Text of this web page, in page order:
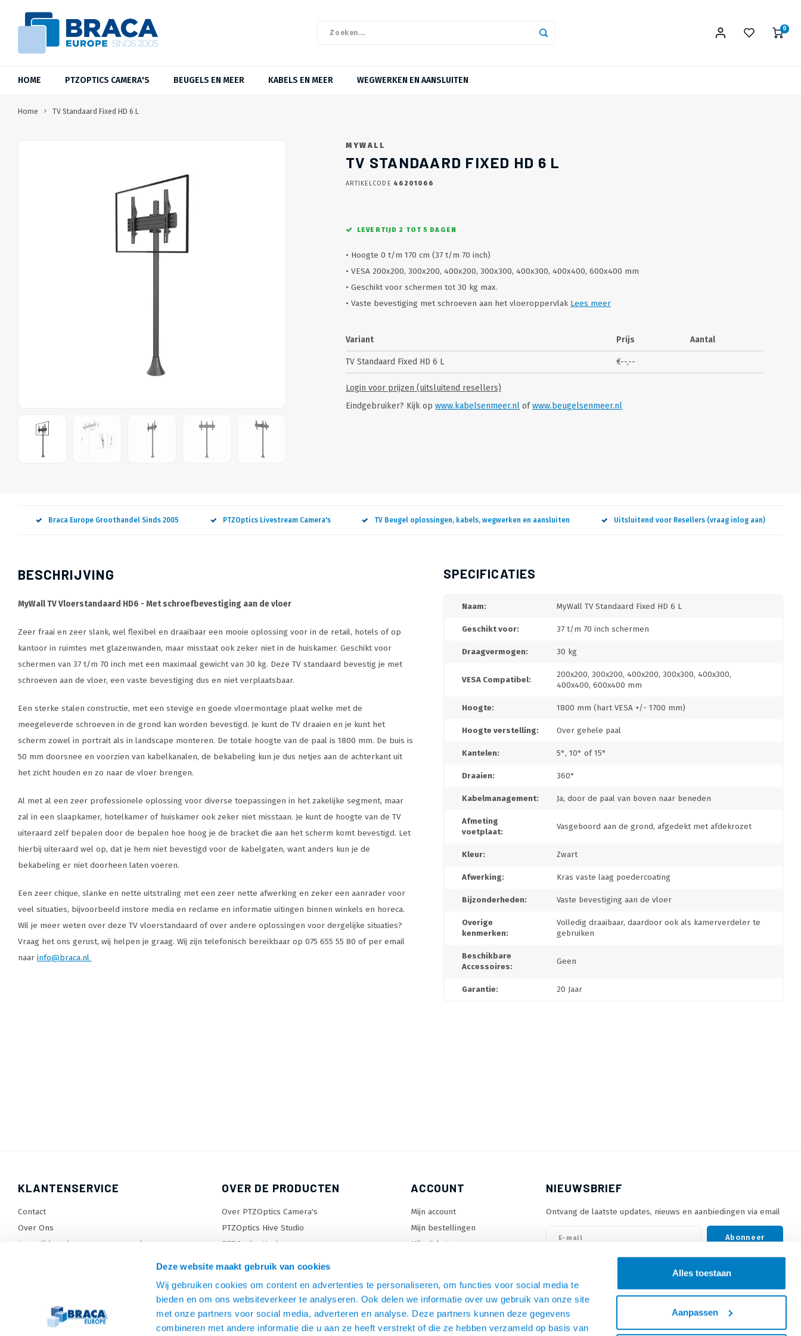
Deze website maakt gebruik van cookies
Wij gebruiken cookies om content en advertenties te personaliseren, om functies voor social media te
bieden en om ons websiteverkeer te analyseren. Ook delen we informatie over uw gebruik van onze site
met onze partners voor social media, adverteren en analyse. Deze partners kunnen deze gegevens
combineren met andere informatie die u aan ze heeft verstrekt of die ze hebben verzameld op basis van
Alles toestaan
Aanpassen
0
HOME PTZOPTICS CAMERA'S BEUGELS EN MEER KABELS EN MEER WEGWERKEN EN AANSLUITEN
Home TV Standaard Fixed HD 6 L
MYWALL
TV STANDAARD FIXED HD 6 L
ARTIKELCODE 46201066
LEVERTIJD 2 TOT 5 DAGEN
• Hoogte 0 t/m 170 cm (37 t/m 70 inch)
• VESA 200x200, 300x200, 400x200, 300x300, 400x300, 400x400, 600x400 mm
• Geschikt voor schermen tot 30 kg max.
• Vaste bevestiging met schroeven aan het vloeroppervlak Lees meer
Variant Prijs Aantal
TV Standaard Fixed HD 6 L €--,--
Login voor prijzen (uitsluitend resellers)
Eindgebruiker? Kijk op www.kabelsenmeer.nl ofwww.beugelsenmeer.nl
Braca Europe Groothandel Sinds 2005 PTZOptics Livestream Camera's TV Beugel oplossingen, kabels, wegwerken en aansluiten Uitsluitend voor Resellers (vraag inlog aan)
BESCHRIJVING
MyWall TV Vloerstandaard HD6 - Met schroefbevestiging aan de vloer
Zeer fraai en zeer slank, wel flexibel en draaibaar een mooie oplossing voor in de retail, hotels of op
kantoor in ruimtes met glazenwanden, maar misstaat ook zeker niet in de huiskamer. Geschikt voor
schermen van 37 t/m 70 inch met een maximaal gewicht van 30 kg. Deze TV standaard bevestig je met
schroeven aan de vloer, een vaste bevestiging dus en niet verplaatsbaar.
Een sterke stalen constructie, met een stevige en goede vloermontage plaat welke met de
meegeleverde schroeven in de grond kan worden bevestigd. Je kunt de TV draaien en je kunt het
scherm zowel in portrait als in landscape monteren. De totale hoogte van de paal is 1800 mm. De buis is
50 mm doorsnee en voorzien van kabelkanalen, de bekabeling kun je dus netjes aan de achterkant uit
het zicht houden en zo naar de vloer brengen.
Al met al een zeer professionele oplossing voor diverse toepassingen in het zakelijke segment, maar
zal in een slaapkamer, hotelkamer of huiskamer ook zeker niet misstaan. Je kunt de hoogte van de TV
uiteraard zelf bepalen door de bepalen hoe hoog je de bracket die aan het scherm komt bevestigd. Let
hierbij uiteraard wel op, dat je hem niet bevestigd voor de kabelgaten, want anders kun je de
bekabeling er niet doorheen laten voeren.
Een zeer chique, slanke en nette uitstraling met een zeer nette afwerking en zeker een aanrader voor
veel situaties, bijvoorbeeld instore media en reclame en informatie uitingen binnen winkels en horeca.
Wil je meer weten over deze TV vloerstandaard of over andere oplossingen voor dergelijke situaties?
Vraag het ons gerust, wij helpen je graag. Wij zijn telefonisch bereikbaar op 075 655 55 80 of per email
naar info@braca.nl
SPECIFICATIES
Naam: MyWall TV Standaard Fixed HD 6 L
Geschikt voor: 37 t/m 70 inch schermen
Draagvermogen: 30 kg
VESA Compatibel:
200x200, 300x200, 400x200, 300x300, 400x300,
400x400, 600x400 mm
Hoogte: 1800 mm (hart VESA +/- 1700 mm)
Hoogte verstelling: Over gehele paal
Kantelen: 5°, 10° of 15°
Draaien: 360°
Kabelmanagement: Ja, door de paal van boven naar beneden
Afmeting
voetplaat:
Vasgeboord aan de grond, afgedekt met afdekrozet
Kleur: Zwart
Afwerking: Kras vaste laag poedercoating
Bijzonderheden: Vaste bevestiging aan de vloer
Overige
kenmerken:
Volledig draaibaar, daardoor ook als kamerverdeler te
gebruiken
Beschikbare
Accessoires:
Geen
Garantie: 20 Jaar
KLANTENSERVICE
Contact
Over Ons
Levertijden, dagen en voorwaarden
Betaalmethodes en voorwaarden
Privacy policy
OVER DE PRODUCTEN
Over PTZOptics Camera's
PTZOptics Hive Studio
PTZOptics Horizon
Monitorarmen
Tablet en PC beugels
ACCOUNT
Mijn account
Mijn bestellingen
Mijn tickets
NIEUWSBRIEF
Ontvang de laatste updates, nieuws en aanbiedingen via email
Abonneer
VOLG ONS